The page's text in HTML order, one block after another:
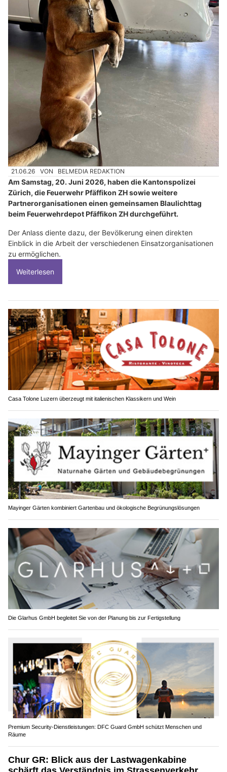
21.06.26 VON BELMEDIA REDAKTION
Am Samstag, 20. Juni 2026, haben die Kantonspolizei
Zürich, die Feuerwehr Pfäffikon ZH sowie weitere
Partnerorganisationen einen gemeinsamen Blaulichttag
beim Feuerwehrdepot Pfäffikon ZH durchgeführt.
Der Anlass diente dazu, der Bevölkerung einen direkten
Einblick in die Arbeit der verschiedenen Einsatzorganisationen
zu ermöglichen.
Weiterlesen
Casa Tolone Luzern überzeugt mit italienischen Klassikern und Wein
Mayinger Gärten kombiniert Gartenbau und ökologische Begrünungslösungen
Die Glarhus GmbH begleitet Sie von der Planung bis zur Fertigstellung
Premium Security-Dienstleistungen: DFC Guard GmbH schützt Menschen und
Räume
Chur GR: Blick aus der Lastwagenkabine